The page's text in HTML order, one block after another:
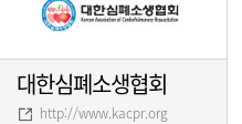
대한심폐소생협회
http://www.kacpr.org